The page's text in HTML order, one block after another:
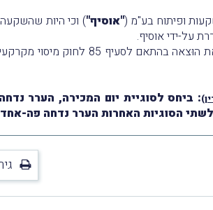
"אוסיף") וכי היות
על-ידי אוסיף.
טענה נוספת העלתה העוררת ביחס לאי-חוקיות השומה
): ביחס לסוגיית יום המכירה, הערר
לשתי הסוגיות האחרות הערר נדחה פה-